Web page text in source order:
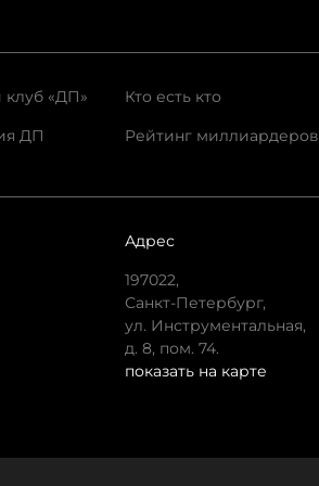
клуб «ДП»
ДП
Кто есть кто
Рейтинг миллиардеров
Адрес
197022,
Санкт-Петербург,
ул. Инструментальная,
д. 8, пом. 74.
показать на карте